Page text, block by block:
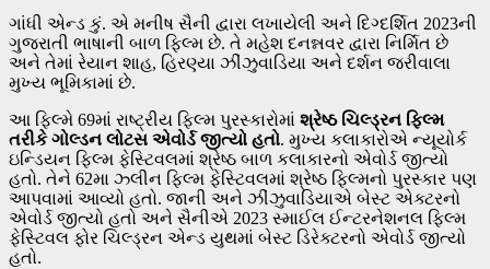
ગાંધી એન્ડ કું. એ મનીષ સૈની દ્વારા લખાયેલી અને દિગ્દર્શિત 2023ની
ગુજરાતી ભાષાની બાળ ફિલ્મ છે. તે મહેશ દનન્નવર દ્વારા નિર્મિત છે
અને તેમાં રેયાન શાહ, હિરણ્યા ઝીંઝુવાડિયા અને દર્શન જરીવાલા
મુખ્ય ભૂમિકામાં છે.
આ ફિલ્મે 69માં રાષ્ટ્રીય ફિલ્મ પુરસ્કારોમાં શ્રેષ્ઠ ચિલ્ડ્રન ફિલ્મ
તરીકે ગોલ્ડન લોટસ એવોર્ડ જીત્યો હતો. મુખ્ય કલાકારોએ ન્યૂયોર્ક
ઇન્ડિયન ફિલ્મ ફેસ્ટિવલમાં શ્રેષ્ઠ બાળ કલાકારનો એવોર્ડ જીત્યો
હતો. તેને 62મા ઝ્લીન ફિલ્મ ફેસ્ટિવલમાં શ્રેષ્ઠ ફિલ્મનો પુરસ્કાર પણ
આપવામાં આવ્યો હતો. જાની અને ઝીંઝુવાડિયાએ બેસ્ટ એક્ટરનો
એવોર્ડ જીત્યો હતો અને સૈનીએ 2023 સ્માઈલ ઈન્ટરનેશનલ ફિલ્મ
ફેસ્ટિવલ ફોર ચિલ્ડ્રન એન્ડ યુથમાં બેસ્ટ ડિરેક્ટરનો એવોર્ડ જીત્યો
હતો.